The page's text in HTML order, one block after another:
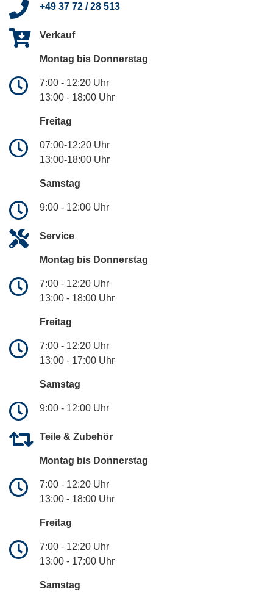
+49 37 72 / 28 513
Verkauf
Montag bis Donnerstag
7:00 - 12:20 Uhr
13:00 - 18:00 Uhr
Freitag
07:00-12:20 Uhr
13:00-18:00 Uhr
Samstag
9:00 - 12:00 Uhr
Service
Montag bis Donnerstag
7:00 - 12:20 Uhr
13:00 - 18:00 Uhr
Freitag
7:00 - 12:20 Uhr
13:00 - 17:00 Uhr
Samstag
9:00 - 12:00 Uhr
Teile & Zubehör
Montag bis Donnerstag
7:00 - 12:20 Uhr
13:00 - 18:00 Uhr
Freitag
7:00 - 12:20 Uhr
13:00 - 17:00 Uhr
Samstag